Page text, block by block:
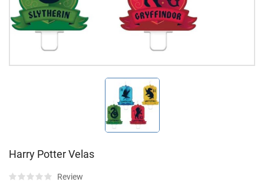
Harry Potter Velas
Review